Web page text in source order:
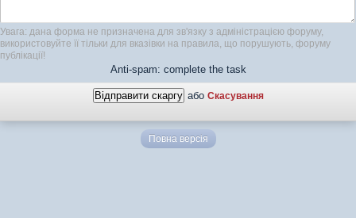
Увага: дана форма не призначена для зв'язку з адміністрацією форуму,
використовуйте її тільки для вказівки на правила, що порушують, форуму
публікації!
Anti-spam: complete the task
або Скасування
Повна версія